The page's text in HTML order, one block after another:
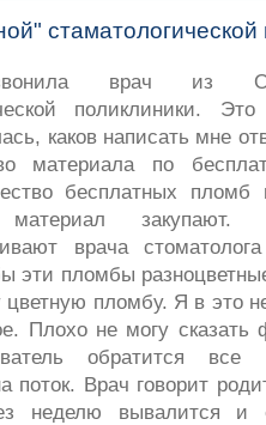
врач из
поликлиники.
каков написать мне
материала по
бесплатных пломб
материал
врача
эти пломбы
цветную пломбу. Я в это
Плохо не могу
обратится все
поток. Врач говорит
неделю вывалится